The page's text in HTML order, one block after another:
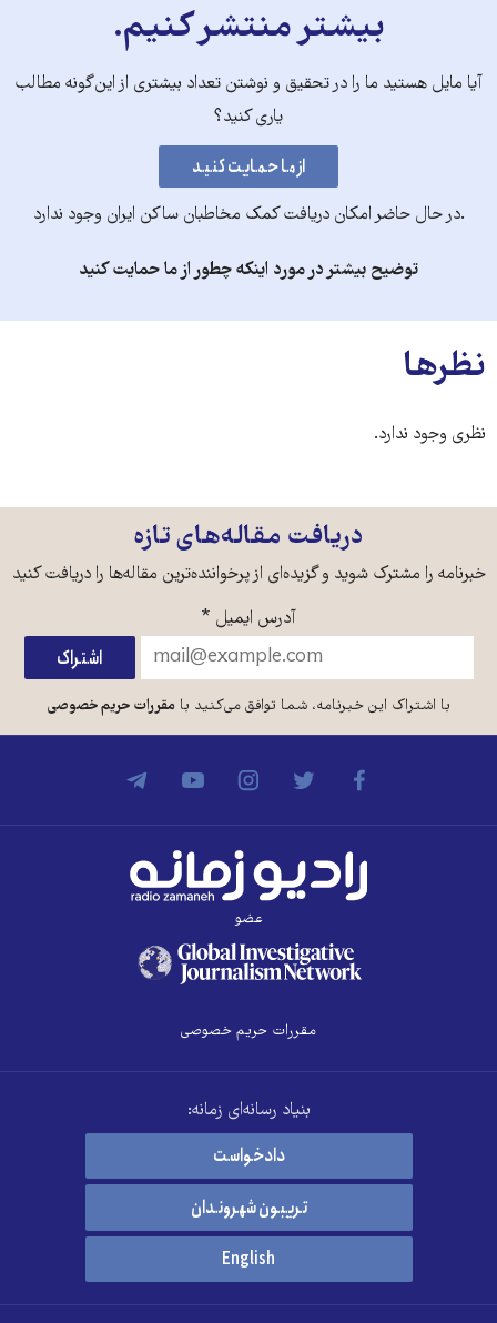
بیشتر منتشر کنیم.
آیا مایل هستید ما را در تحقیق و نوشتن تعداد بیشتری از این‌گونه مطالب
یاری کنید؟
.در حال حاضر امکان دریافت کمک مخاطبان ساکن ایران وجود ندارد
توضیح بیشتر در مورد اینکه چطور از ما حمایت کنید
نظرها
نظری وجود ندارد.
دریافت مقاله‌های تازه
خبرنامه را مشترک شوید و گزیده‌ای از پرخواننده‌ترین مقاله‌ها را دریافت کنید
آدرس ایمیل *
با اشتراک این خبرنامه، شما توافق می‌کنید بامقررات حریم خصوصی
عضو
مقررات حریم خصوصی
بنیاد رسانه‌ای زمانه:
دادخواست
تریبون شهروندان
English